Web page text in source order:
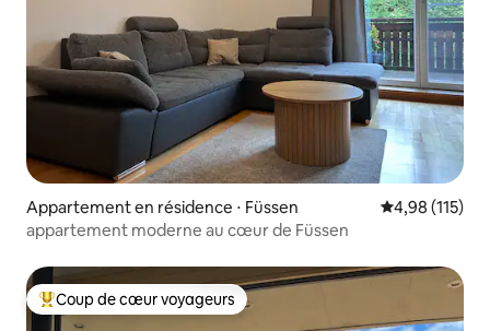
Appartement en résidence ⋅ Füssen Évaluation
4,98 (115)
appartement moderne au cœur de Füssen
Coups de cœur voyageurs les plus appréciés
Coup de cœur voyageurs